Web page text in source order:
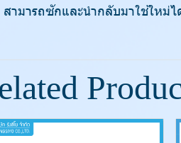
สามารถซักและนำกลับมาใช้ใหม่ไ